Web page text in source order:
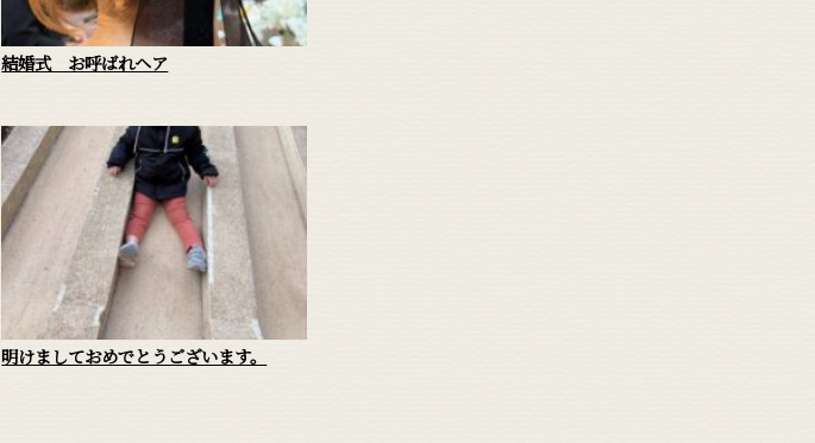
結婚式 お呼ばれヘア
明けましておめでとうございます。